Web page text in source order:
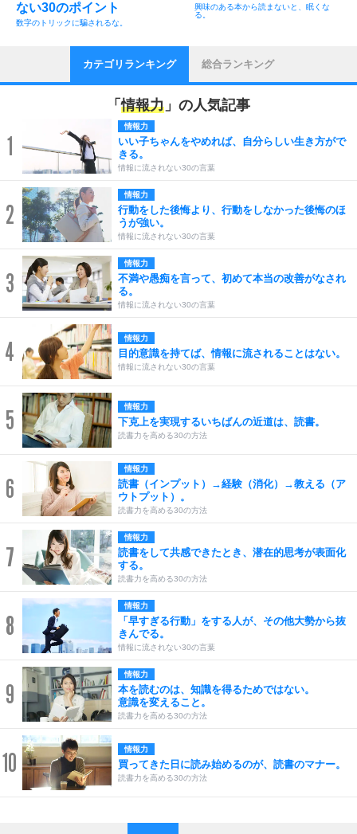
ない30のポイント
数字のトリックに騙されるな。
興味のある本から読まないと、眠くな
る。
カテゴリランキング 総合ランキング
「情報力 」の人気記事
1
情報力
いい子ちゃんをやめれば、自分らしい生き方がで
きる。
情報に流されない30の言葉
2
情報力
行動をした後悔より、行動をしなかった後悔のほ
うが強い。
情報に流されない30の言葉
3
情報力
不満や愚痴を言って、初めて本当の改善がなされ
る。
情報に流されない30の言葉
4 情報力
目的意識を持てば、情報に流されることはない。
情報に流されない30の言葉
5 情報力
下克上を実現するいちばんの近道は、読書。
読書力を高める30の方法
6
情報力
読書（インプット）→経験（消化）→教える（ア
ウトプット）。
読書力を高める30の方法
7
情報力
読書をして共感できたとき、潜在的思考が表面化
する。
読書力を高める30の方法
8
情報力
「早すぎる行動」をする人が、その他大勢から抜
きんでる。
情報に流されない30の言葉
9
情報力
本を読むのは、知識を得るためではない。
意識を変えること。
読書力を高める30の方法
10 情報力
買ってきた日に読み始めるのが、読書のマナー。
読書力を高める30の方法